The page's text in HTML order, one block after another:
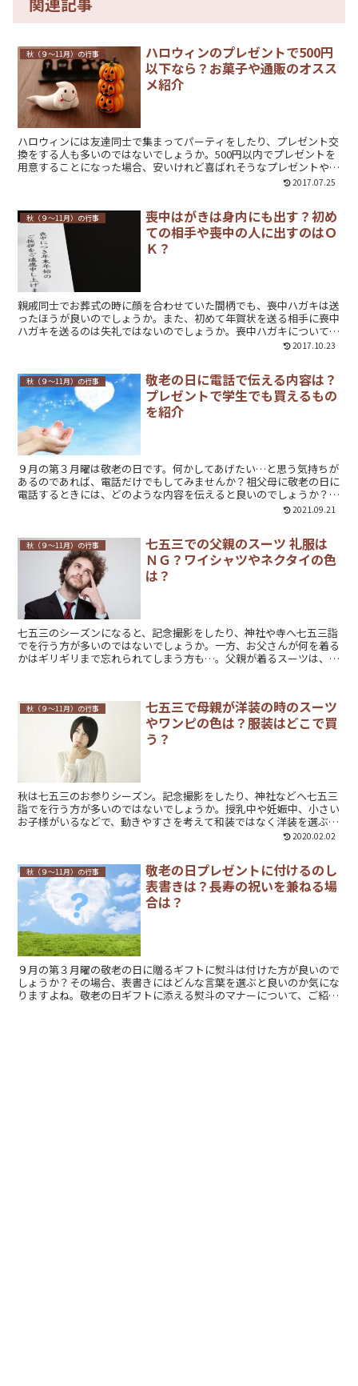
秋（９～11月）の行事
ハロウィンのプレゼントで500円
以下なら？お菓子や通販のオスス
メ紹介
ハロウィンには友達同士で集まってパーティをしたり、プレゼント交
換をする人も多いのではないでしょうか。500円以内でプレゼントを
用意することになった場合、安いけれど喜ばれそうなプレゼントやオ
ススメのお菓子、ネット通販で購入できるおもしろグッズをご紹介し
2017.07.25
秋（９～11月）の行事
喪中はがきは身内にも出す？初め
ての相手や喪中の人に出すのはＯ
Ｋ？
親戚同士でお葬式の時に顔を合わせていた間柄でも、喪中ハガキは送
ったほうが良いのでしょうか。また、初めて年賀状を送る相手に喪中
ハガキを送るのは失礼ではないのでしょうか。喪中ハガキについて一
2017.10.23
秋（９～11月）の行事
敬老の日に電話で伝える内容は？
プレゼントで学生でも買えるもの
を紹介
９月の第３月曜は敬老の日です。何かしてあげたい…と思う気持ちが
あるのであれば、電話だけでもしてみませんか？祖父母に敬老の日に
電話するときには、どのような内容を伝えると良いのでしょうか？ま
た、学生のお小遣いでも買えるような、安いけど喜んでもらえるプレ
2021.09.21
秋（９～11月）の行事
七五三での父親のスーツ 礼服は
ＮＧ？ワイシャツやネクタイの色
は？
七五三のシーズンになると、記念撮影をしたり、神社や寺へ七五三詣
でを行う方が多いのではないでしょうか。一方、お父さんが何を着る
かはギリギリまで忘れられてしまう方も…。父親が着るスーツは、礼
秋（９～11月）の行事
七五三で母親が洋装の時のスーツ
やワンピの色は？服装はどこで買
う？
秋は七五三のお参りシーズン。記念撮影をしたり、神社などへ七五三
詣でを行う方が多いのではないでしょうか。授乳中や妊娠中、小さい
お子様がいるなどで、動きやすさを考えて和装ではなく洋装を選ぶ場
合、どのような服装で、どんな色のものを選ぶと良いのでしょうか。
2020.02.02
秋（９～11月）の行事
敬老の日プレゼントに付けるのし
表書きは？長寿の祝いを兼ねる場
合は？
９月の第３月曜の敬老の日に贈るギフトに熨斗は付けた方が良いので
しょうか？その場合、表書きにはどんな言葉を選ぶと良いのか気にな
りますよね。敬老の日ギフトに添える熨斗のマナーについて、ご紹介